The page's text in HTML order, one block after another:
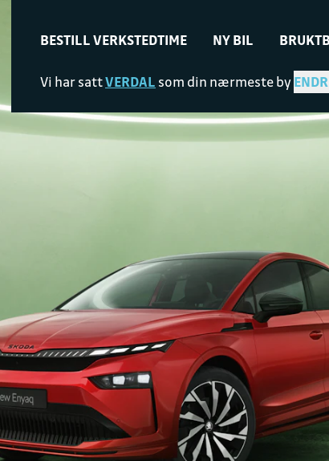
BESTILL VERKSTEDTIME NY BIL
Vi har sattVERDAL som din nærmeste by